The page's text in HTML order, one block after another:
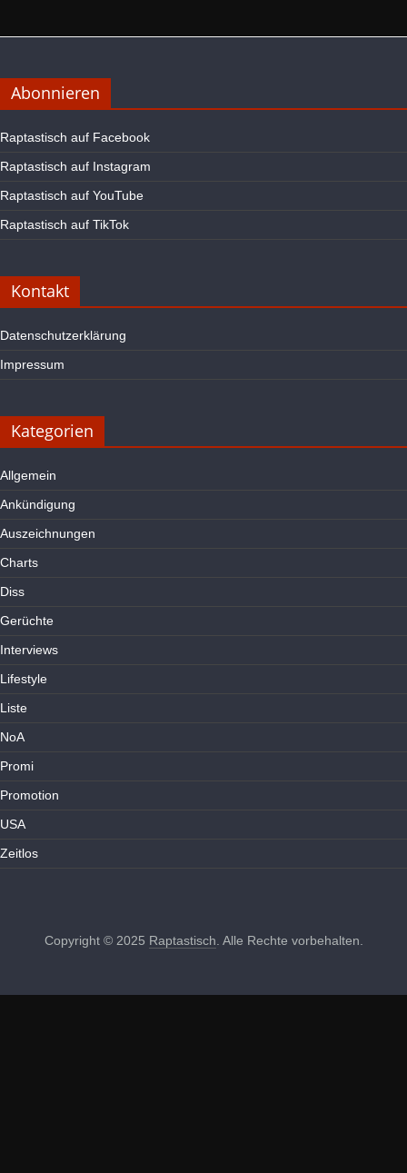
Abonnieren
Raptastisch auf Facebook
Raptastisch auf Instagram
Raptastisch auf YouTube
Raptastisch auf TikTok
Kontakt
Datenschutzerklärung
Impressum
Kategorien
Allgemein
Ankündigung
Auszeichnungen
Charts
Diss
Gerüchte
Interviews
Lifestyle
Liste
NoA
Promi
Promotion
USA
Zeitlos
Copyright © 2025 Raptastisch . Alle Rechte vorbehalten.